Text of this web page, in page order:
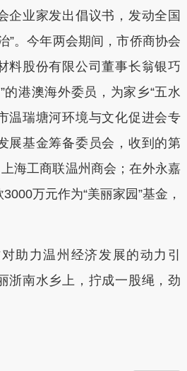
企业家发出倡议书，发动全国
”。今年两会期间，市侨商协会
料股份有限公司董事长翁银巧
的港澳海外委员，为家乡“五水
温瑞塘河环境与文化促进会专
展基金筹备委员会，收到的第
海工商联温州商会；在外永嘉
万元作为“美丽家园”基金，
力温州经济发展的动力引
浙南水乡上，拧成一股绳，劲